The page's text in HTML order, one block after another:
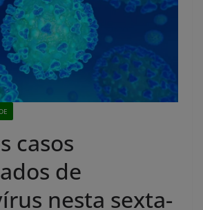
casos
de
nesta sexta-